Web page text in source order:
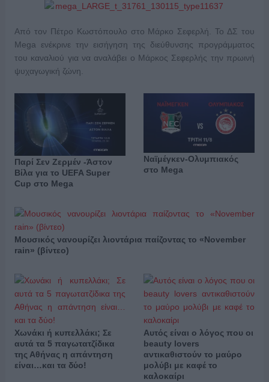
Από τον Πέτρο Κωστόπουλο στο Μάρκο Σεφερλή. Το ΔΣ του
Mega ενέκρινε την εισήγηση της διεύθυνσης προγράμματος
του καναλιού για να αναλάβει ο Μάρκος Σεφερλής την πρωινή
ψυχαγωγική ζώνη.
Παρί Σεν Ζερμέν -Άστον
Βίλα για το UEFA Super
Cup στο Mega
Ναϊμέγκεν-Ολυμπιακός
στο Mega
Μουσικός νανουρίζει λιοντάρια παίζοντας το «November
rain» (βίντεο)
Χωνάκι ή κυπελλάκι; Σε
αυτά τα 5 παγωτατζίδικα
της Αθήνας η απάντηση
είναι…και τα δύο!
Αυτός είναι ο λόγος που οι
beauty lovers
αντικαθιστούν το μαύρο
μολύβι με καφέ το
καλοκαίρι